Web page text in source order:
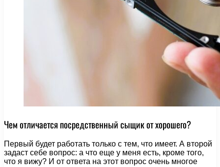
Чем отличается посредственный сыщик от хорошего?
Первый будет работать только с тем, что имеет. А второй
задаст себе вопрос: а что еще у меня есть, кроме того,
что я вижу? И от ответа на этот вопрос очень многое